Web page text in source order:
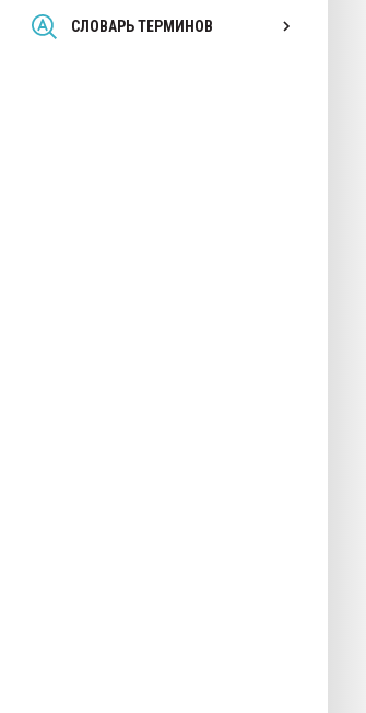
СЛОВАРЬ ТЕРМИНОВ